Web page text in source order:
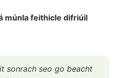
múnla feithicle difriúil
sonrach seo go beacht